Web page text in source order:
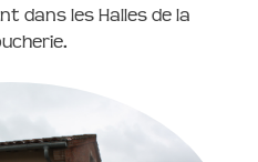
dans les Halles de la